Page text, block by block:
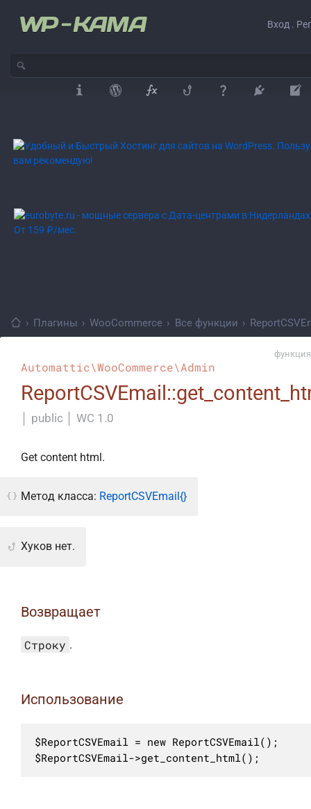
Вход .
› Плагины › WooCommerce › Все функции ›
Automattic\WooCommerce\Admin
public WC 1.0
Get content html.
Метод класса: ReportCSVEmail{}
Хуков нет.
Возвращает
Строку .
Использование
$ReportCSVEmail = new ReportCSVEmail();
$ReportCSVEmail->get_content_html();